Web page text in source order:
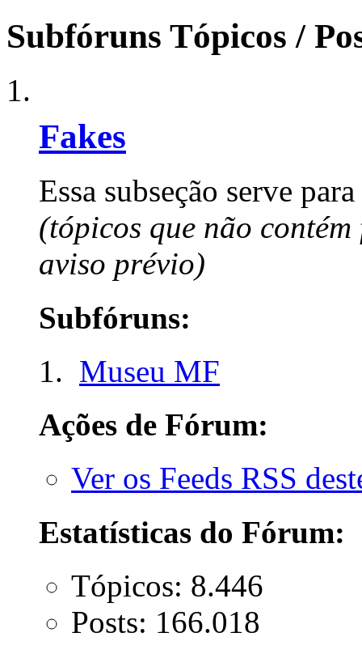
Subfóruns Tópicos /
Fakes
Essa subseção serve
(tópicos que não
aviso prévio)
Subfóruns:
Museu MF
Ações de Fórum:
Ver os Feeds RSS
Estatísticas do Fórum:
Tópicos: 8.446
Posts: 166.018